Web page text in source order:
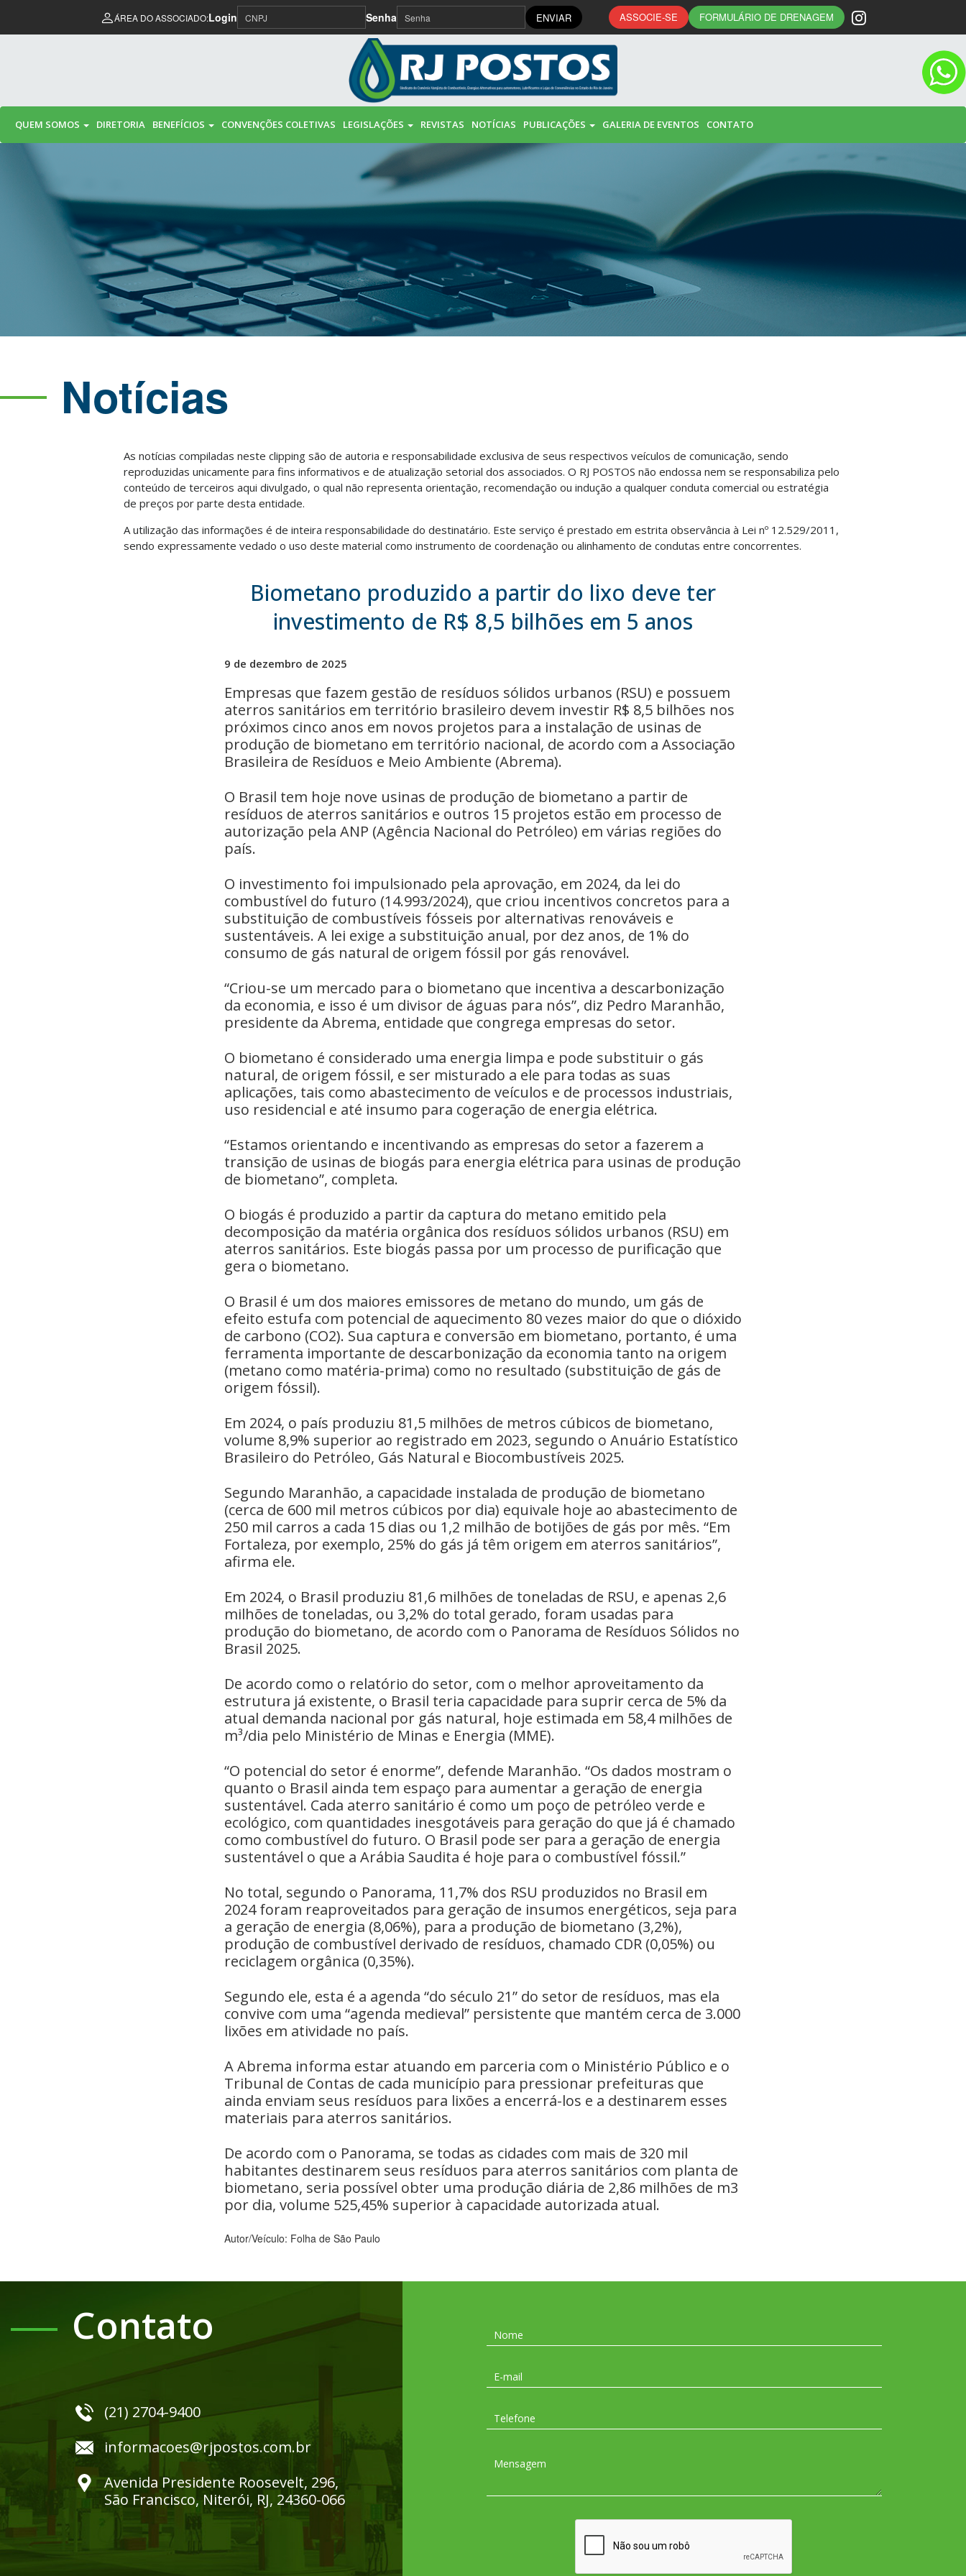
Pular para o conteúdoÁREA DO ASSOCIADO:Login Senha ENVIAR ASSOCIE-SE FORMULÁRIO DE DRENAGEM
QUEM SOMOS DIRETORIA BENEFÍCIOS CONVENÇÕES COLETIVAS LEGISLAÇÕES REVISTAS NOTÍCIAS PUBLICAÇÕES GALERIA DE EVENTOS CONTATO
Notícias
As notícias compiladas neste clipping são de autoria e responsabilidade exclusiva de seus respectivos veículos de comunicação, sendo
reproduzidas unicamente para fins informativos e de atualização setorial dos associados. O RJ POSTOS não endossa nem se responsabiliza pelo
conteúdo de terceiros aqui divulgado, o qual não representa orientação, recomendação ou indução a qualquer conduta comercial ou estratégia
de preços por parte desta entidade.
A utilização das informações é de inteira responsabilidade do destinatário. Este serviço é prestado em estrita observância à Lei nº 12.529/2011,
sendo expressamente vedado o uso deste material como instrumento de coordenação ou alinhamento de condutas entre concorrentes.
Biometano produzido a partir do lixo deve ter
investimento de R$ 8,5 bilhões em 5 anos
9 de dezembro de 2025
Empresas que fazem gestão de resíduos sólidos urbanos (RSU) e possuem
aterros sanitários em território brasileiro devem investir R$ 8,5 bilhões nos
próximos cinco anos em novos projetos para a instalação de usinas de
produção de biometano em território nacional, de acordo com a Associação
Brasileira de Resíduos e Meio Ambiente (Abrema).
O Brasil tem hoje nove usinas de produção de biometano a partir de
resíduos de aterros sanitários e outros 15 projetos estão em processo de
autorização pela ANP (Agência Nacional do Petróleo) em várias regiões do
país.
O investimento foi impulsionado pela aprovação, em 2024, da lei do
combustível do futuro (14.993/2024), que criou incentivos concretos para a
substituição de combustíveis fósseis por alternativas renováveis e
sustentáveis. A lei exige a substituição anual, por dez anos, de 1% do
consumo de gás natural de origem fóssil por gás renovável.
“Criou-se um mercado para o biometano que incentiva a descarbonização
da economia, e isso é um divisor de águas para nós”, diz Pedro Maranhão,
presidente da Abrema, entidade que congrega empresas do setor.
O biometano é considerado uma energia limpa e pode substituir o gás
natural, de origem fóssil, e ser misturado a ele para todas as suas
aplicações, tais como abastecimento de veículos e de processos industriais,
uso residencial e até insumo para cogeração de energia elétrica.
“Estamos orientando e incentivando as empresas do setor a fazerem a
transição de usinas de biogás para energia elétrica para usinas de produção
de biometano”, completa.
O biogás é produzido a partir da captura do metano emitido pela
decomposição da matéria orgânica dos resíduos sólidos urbanos (RSU) em
aterros sanitários. Este biogás passa por um processo de purificação que
gera o biometano.
O Brasil é um dos maiores emissores de metano do mundo, um gás de
efeito estufa com potencial de aquecimento 80 vezes maior do que o dióxido
de carbono (CO2). Sua captura e conversão em biometano, portanto, é uma
ferramenta importante de descarbonização da economia tanto na origem
(metano como matéria-prima) como no resultado (substituição de gás de
origem fóssil).
Em 2024, o país produziu 81,5 milhões de metros cúbicos de biometano,
volume 8,9% superior ao registrado em 2023, segundo o Anuário Estatístico
Brasileiro do Petróleo, Gás Natural e Biocombustíveis 2025.
Segundo Maranhão, a capacidade instalada de produção de biometano
(cerca de 600 mil metros cúbicos por dia) equivale hoje ao abastecimento de
250 mil carros a cada 15 dias ou 1,2 milhão de botijões de gás por mês. “Em
Fortaleza, por exemplo, 25% do gás já têm origem em aterros sanitários”,
afirma ele.
Em 2024, o Brasil produziu 81,6 milhões de toneladas de RSU, e apenas 2,6
milhões de toneladas, ou 3,2% do total gerado, foram usadas para
produção do biometano, de acordo com o Panorama de Resíduos Sólidos no
Brasil 2025.
De acordo como o relatório do setor, com o melhor aproveitamento da
estrutura já existente, o Brasil teria capacidade para suprir cerca de 5% da
atual demanda nacional por gás natural, hoje estimada em 58,4 milhões de
m³/dia pelo Ministério de Minas e Energia (MME).
“O potencial do setor é enorme”, defende Maranhão. “Os dados mostram o
quanto o Brasil ainda tem espaço para aumentar a geração de energia
sustentável. Cada aterro sanitário é como um poço de petróleo verde e
ecológico, com quantidades inesgotáveis para geração do que já é chamado
como combustível do futuro. O Brasil pode ser para a geração de energia
sustentável o que a Arábia Saudita é hoje para o combustível fóssil.”
No total, segundo o Panorama, 11,7% dos RSU produzidos no Brasil em
2024 foram reaproveitados para geração de insumos energéticos, seja para
a geração de energia (8,06%), para a produção de biometano (3,2%),
produção de combustível derivado de resíduos, chamado CDR (0,05%) ou
reciclagem orgânica (0,35%).
Segundo ele, esta é a agenda “do século 21” do setor de resíduos, mas ela
convive com uma “agenda medieval” persistente que mantém cerca de 3.000
lixões em atividade no país.
A Abrema informa estar atuando em parceria com o Ministério Público e o
Tribunal de Contas de cada município para pressionar prefeituras que
ainda enviam seus resíduos para lixões a encerrá-los e a destinarem esses
materiais para aterros sanitários.
De acordo com o Panorama, se todas as cidades com mais de 320 mil
habitantes destinarem seus resíduos para aterros sanitários com planta de
biometano, seria possível obter uma produção diária de 2,86 milhões de m3
por dia, volume 525,45% superior à capacidade autorizada atual.
Autor/Veículo: Folha de São Paulo
Contato
(21) 2704-9400
informacoes@rjpostos.com.br
Avenida Presidente Roosevelt, 296,
São Francisco, Niterói, RJ, 24360-066